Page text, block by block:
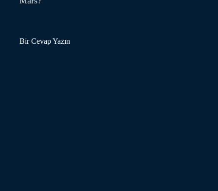
Bir Cevap Yazın